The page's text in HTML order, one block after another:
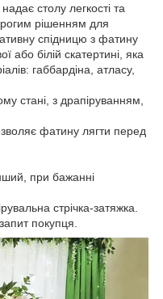
столу легкості та
рішенням для
спідницю з фатину
або білій скатертині, яка
габбардіна, атласу,
стані, з драпіруванням,
фатину лягти перед
при бажанні
стрічка-затяжка.
покупця.